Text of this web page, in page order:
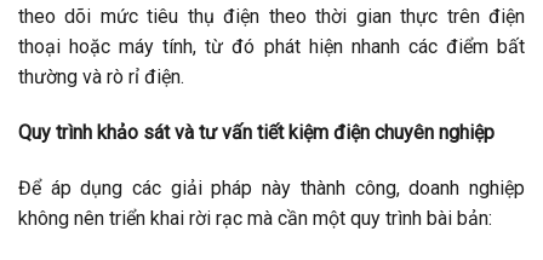
theo dõi mức tiêu thụ điện theo thời gian thực trên điện
thoại hoặc máy tính, từ đó phát hiện nhanh các điểm bất
thường và rò rỉ điện.
Quy trình khảo sát và tư vấn tiết kiệm điện chuyên nghiệp
Để áp dụng các giải pháp này thành công, doanh nghiệp
không nên triển khai rời rạc mà cần một quy trình bài bản: